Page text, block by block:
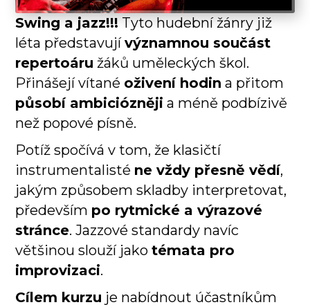
Swing a jazz!!!Tyto hudební žánry již
léta představujívýznamnou součást
repertoáru žáků uměleckých škol.
Přinášejí vítané oživení hodin a přitom
působí ambiciózněji a méně podbízivě
než popové písně.
Potíž spočívá v tom, že klasičtí
instrumentalisté ne vždy přesně vědí,
jakým způsobem skladby interpretovat,
především po rytmické a výrazové
stránce. Jazzové standardy navíc
většinou slouží jakotémata pro
improvizaci.
Cílem kurzu je nabídnout účastníkům